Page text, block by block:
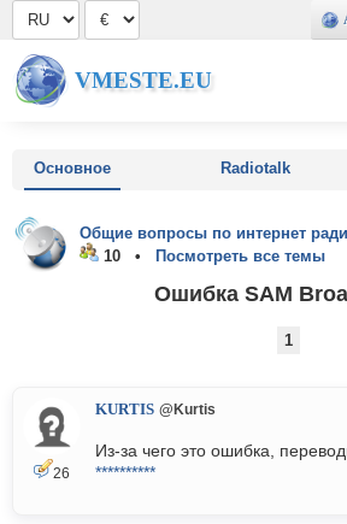
VMESTE.EU
Основное Radiotalk
Общие вопросы по интернет
10 •
Посмотреть все темы
Ошибка SAM
1
26
KURTIS @Kurtis
Из-за чего это ошибка,
**********